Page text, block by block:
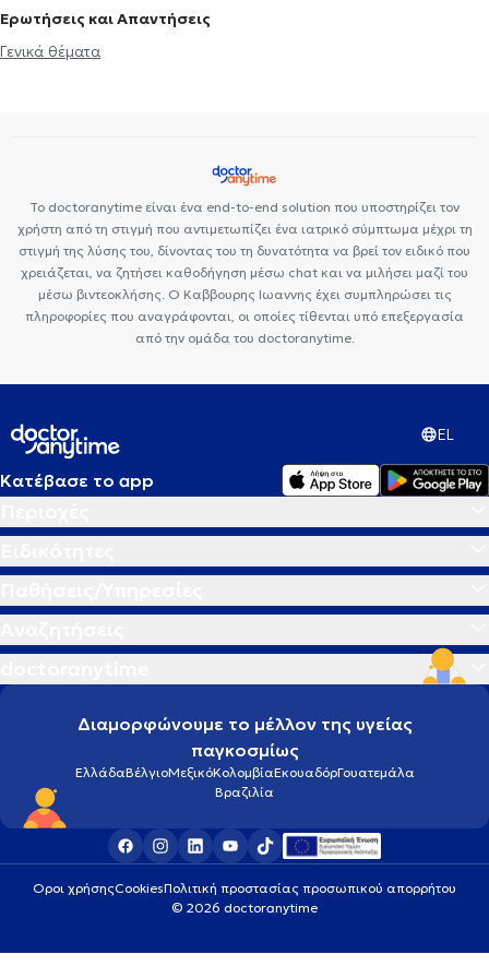
Ερωτήσεις και Απαντήσεις
Γενικά θέματα
Το doctoranytime είναι ένα end-to-end solution που υποστηρίζει τον
χρήστη από τη στιγμή που αντιμετωπίζει ένα ιατρικό σύμπτωμα μέχρι τη
στιγμή της λύσης του, δίνοντας του τη δυνατότητα να βρεί τον ειδικό που
χρειάζεται, να ζητήσει καθοδήγηση μέσω chat και να μιλήσει μαζί του
μέσω βιντεοκλήσης. Ο Καββουρης Ιωαννης έχει συμπληρώσει τις
πληροφορίες που αναγράφονται, οι οποίες τίθενται υπό επεξεργασία
από την ομάδα του doctoranytime.
EL
Κατέβασε το app
Διαμορφώνουμε το μέλλον της υγείας
παγκοσμίως
ΕλλάδαΒέλγιοΜεξικόΚολομβίαΕκουαδόρΓουατεμάλα
Βραζιλία
Οροι χρήσηςCookiesΠολιτική προστασίας προσωπικού απορρήτου
© 2026 doctoranytime